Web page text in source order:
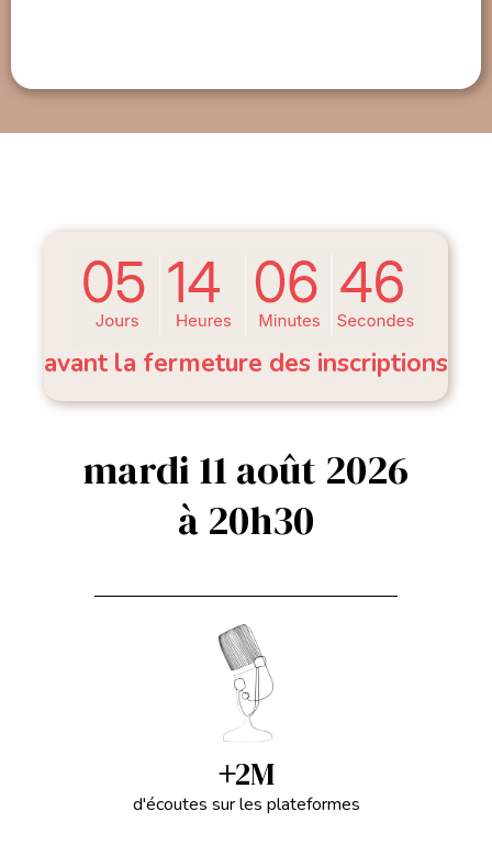
avant la fermeture des inscriptions
mardi 11 août 2026
à 20h30
+2M
d'écoutes sur les plateformes